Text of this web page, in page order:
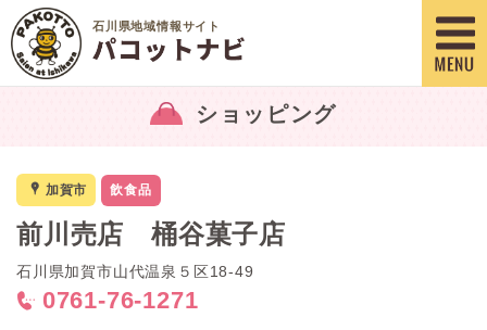
石川県地域情報サイト
ショッピング
x 加賀市 飲食品
前川売店 桶谷菓子店
石川県加賀市山代温泉５区18-49
< 0761-76-1271